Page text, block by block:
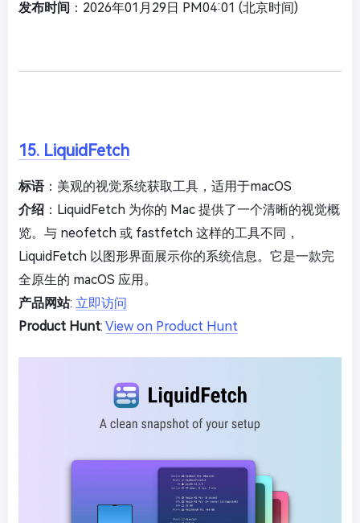
发布时间 ：2026年01月29日 PM04:01 (北京时间)
15. LiquidFetch
标语：美观的视觉系统获取工具，适用于macOS
介绍 ：LiquidFetch 为你的 Mac 提供了一个清晰的视觉概
览。与 neofetch 或 fastfetch 这样的工具不同，
LiquidFetch 以图形界面展示你的系统信息。它是一款完
全原生的 macOS 应用。
产品网站: 立即访问
Product Hunt: View on Product Hunt